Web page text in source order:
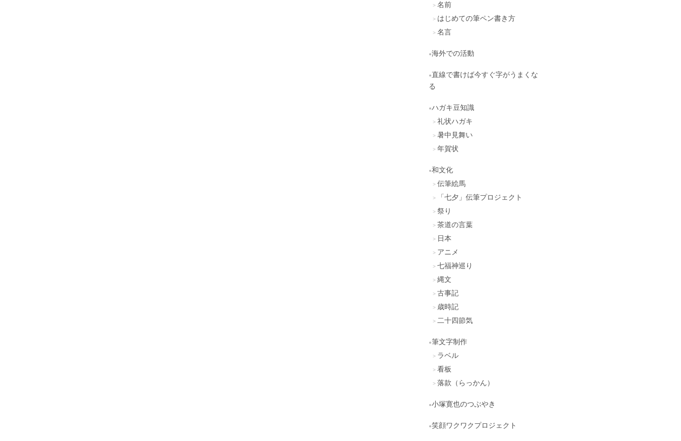
名前
はじめての筆ペン書き方
名言
海外での活動
直線で書けば今すぐ字がうまくな
る
ハガキ豆知識
礼状ハガキ
暑中見舞い
年賀状
和文化
伝筆絵馬
「七夕」伝筆プロジェクト
祭り
茶道の言葉
日本
アニメ
七福神巡り
縄文
古事記
歳時記
二十四節気
筆文字制作
ラベル
看板
落款（らっかん）
小塚寛也のつぶやき
笑顔ワクワクプロジェクト